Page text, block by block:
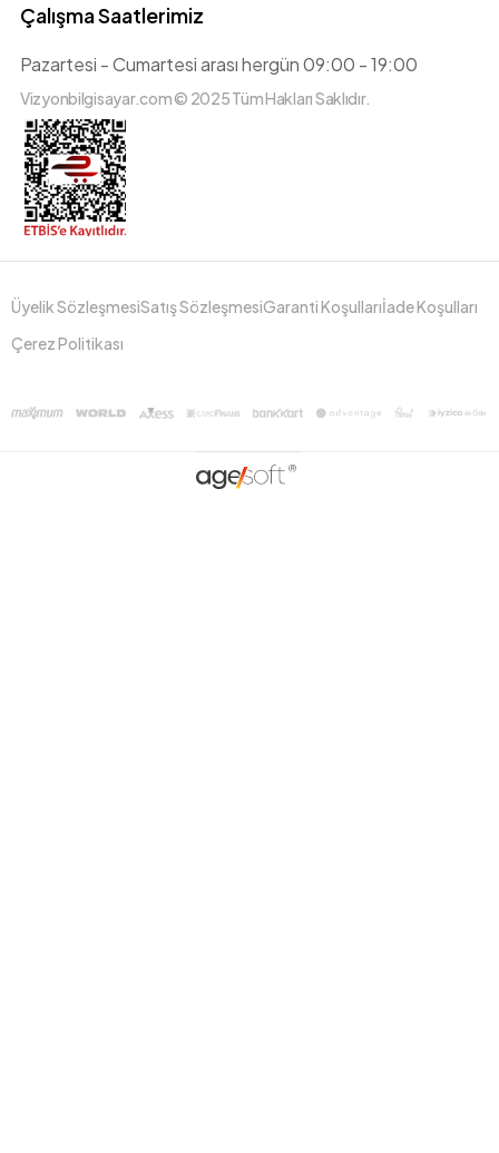
Çalışma Saatlerimiz
Pazartesi - Cumartesi arası hergün 09:00 - 19:00
Vizyonbilgisayar.com © 2025 Tüm Hakları Saklıdır.
Üyelik SözleşmesiSatış SözleşmesiGaranti Koşullarıİade Koşulları
Çerez Politikası